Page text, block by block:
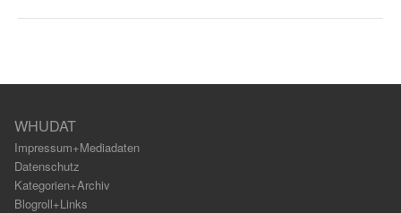
WHUDAT
Impressum+Mediadaten
Datenschutz
Kategorien+Archiv
Blogroll+Links